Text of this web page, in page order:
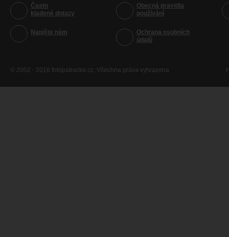
Často
kladené dotazy
Napište nám
Obecná pravidla
používání
Ochrana osobních
údajů
© 2002 - 2016 fotopatracka.cz. Všechna práva vyhrazena